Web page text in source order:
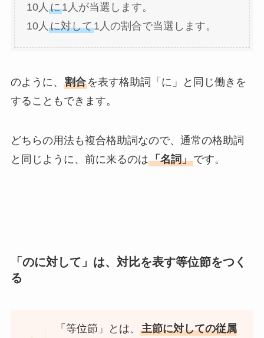
10人 に1人が当選します。
10人 に対して1人の割合で当選します。
のように、 割合を表す格助詞「に」と同じ働きを
することもできます。
どちらの用法も複合格助詞なので、通常の格助詞
と同じように、前に来るのは「名詞」です。
「のに対して」は、対比を表す等位節をつく
る
「等位節」とは、主節に対しての従属